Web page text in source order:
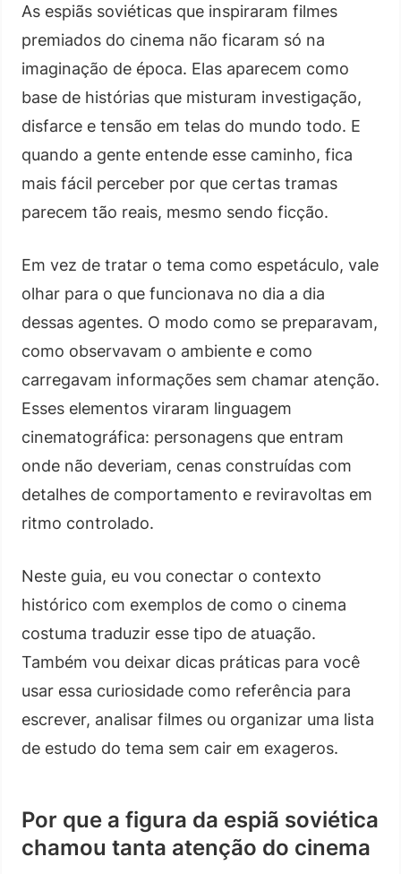
As espiãs soviéticas que inspiraram filmes
premiados do cinema não ficaram só na
imaginação de época. Elas aparecem como
base de histórias que misturam investigação,
disfarce e tensão em telas do mundo todo. E
quando a gente entende esse caminho, fica
mais fácil perceber por que certas tramas
parecem tão reais, mesmo sendo ficção.
Em vez de tratar o tema como espetáculo, vale
olhar para o que funcionava no dia a dia
dessas agentes. O modo como se preparavam,
como observavam o ambiente e como
carregavam informações sem chamar atenção.
Esses elementos viraram linguagem
cinematográfica: personagens que entram
onde não deveriam, cenas construídas com
detalhes de comportamento e reviravoltas em
ritmo controlado.
Neste guia, eu vou conectar o contexto
histórico com exemplos de como o cinema
costuma traduzir esse tipo de atuação.
Também vou deixar dicas práticas para você
usar essa curiosidade como referência para
escrever, analisar filmes ou organizar uma lista
de estudo do tema sem cair em exageros.
Por que a figura da espiã soviética
chamou tanta atenção do cinema